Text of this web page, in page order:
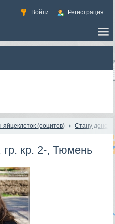
Войти Регистрация
яйцеклеток (ооцитов) Стану
кр. 2-, Тюмень